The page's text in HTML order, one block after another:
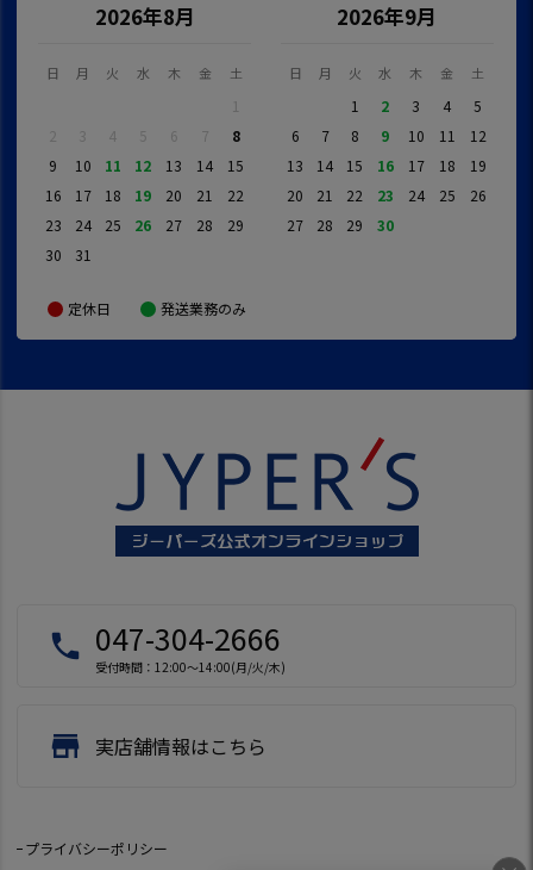
2026年8月
日 月 火 水 木 金 土
1
2
3 4 5 6 7
8
9
10 11 12 13 14
15
16
17 18 19 20 21
22
23
24 25 26 27 28
29
30
31
2026年9月
日 月 火 水 木 金 土
1 2 3 4
5
6
7 8 9 10 11
12
13
14 15 16 17 18
19
20
21 22 23 24 25
26
27
28 29 30
定休日 発送業務のみ
local_phone 047-304-2666
受付時間：12:00～14:00(月/火/木)
store 実店舗情報はこちら
プライバシーポリシー